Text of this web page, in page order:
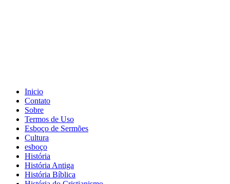
Inicio
Contato
Sobre
Termos de Uso
Esboço de Sermões
Cultura
esboço
História
História Antiga
História Bíblica